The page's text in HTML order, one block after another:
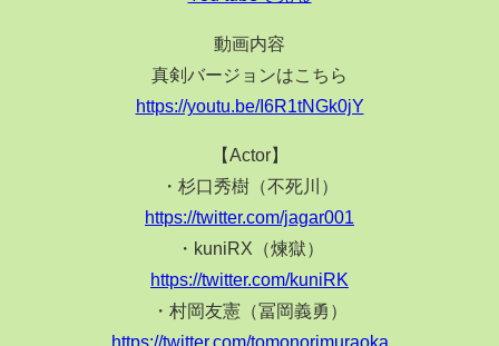
動画内容
真剣バージョンはこちら
https://youtu.be/I6R1tNGk0jY
【Actor】
・杉口秀樹（不死川）
https://twitter.com/jagar001
・kuniRX（煉獄）
https://twitter.com/kuniRK
・村岡友憲（冨岡義勇）
https://twitter.com/tomonorimuraoka